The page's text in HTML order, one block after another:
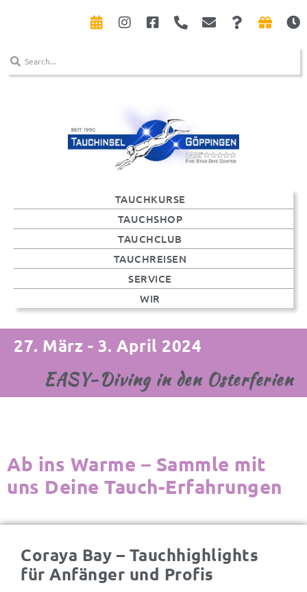
TAUCHKURSE
TAUCHSHOP
TAUCHCLUB
TAUCHREISEN
SERVICE
WIR
27. März - 3. April 2024
EASY-Diving in den Osterferien
Ab ins Warme – Sammle mit
uns Deine Tauch-Erfahrungen
Coraya Bay – Tauchhighlights
für Anfänger und Profis